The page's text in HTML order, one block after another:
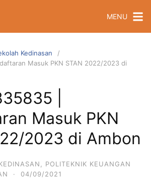
MENU
Kedinasan
Masuk PKN STAN 2022/2023 di
|
Masuk PKN
2023 di Ambon
POLITEKNIK KEUANGAN
· 04/09/2021